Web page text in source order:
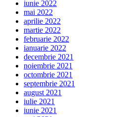
iunie 2022
mai 2022
aprilie 2022
martie 2022
februarie 2022
ianuarie 2022
decembrie 2021
noiembrie 2021
octombrie 2021
septembrie 2021
august 2021
iulie 2021
iunie 2021